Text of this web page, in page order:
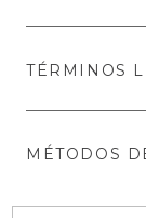
TÉRMINOS
MÉTODOS